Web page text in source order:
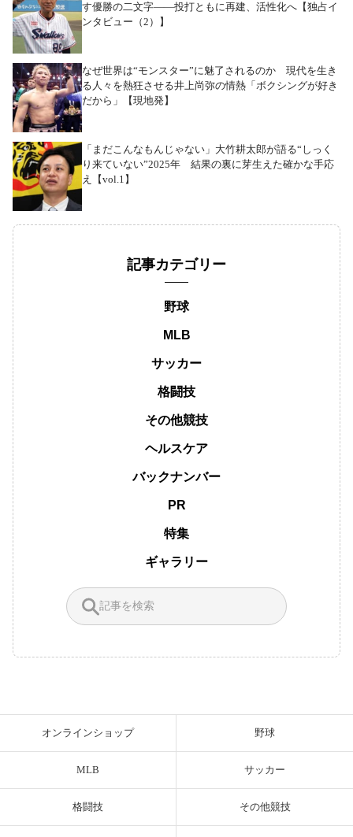
す優勝の二文字――投打ともに再建、活性化へ【独占イ
ンタビュー（2）】
なぜ世界は“モンスター”に魅了されるのか 現代を生き
る人々を熱狂させる井上尚弥の情熱「ボクシングが好き
だから」【現地発】
「まだこんなもんじゃない」大竹耕太郎が語る“しっく
り来ていない”2025年 結果の裏に芽生えた確かな手応
え【vol.1】
記事カテゴリー
野球
MLB
サッカー
格闘技
その他競技
ヘルスケア
バックナンバー
PR
特集
ギャラリー
オンラインショップ 野球
MLB サッカー
格闘技 その他競技